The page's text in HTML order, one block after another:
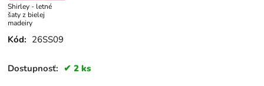
Shirley - letné
šaty z bielej
madeiry
Kód: 26SS09
Dostupnosť: 2 ks